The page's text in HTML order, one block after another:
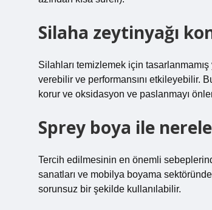
Silaha zeytinyağı
Silahları temizlemek için
verebilir ve performansını etkileyebilir.
korur ve oksidasyon ve paslanmayı
Sprey boya ile
Tercih edilmesinin en önemli
sanatları ve mobilya boyama
sorunsuz bir şekilde kullanılabilir.